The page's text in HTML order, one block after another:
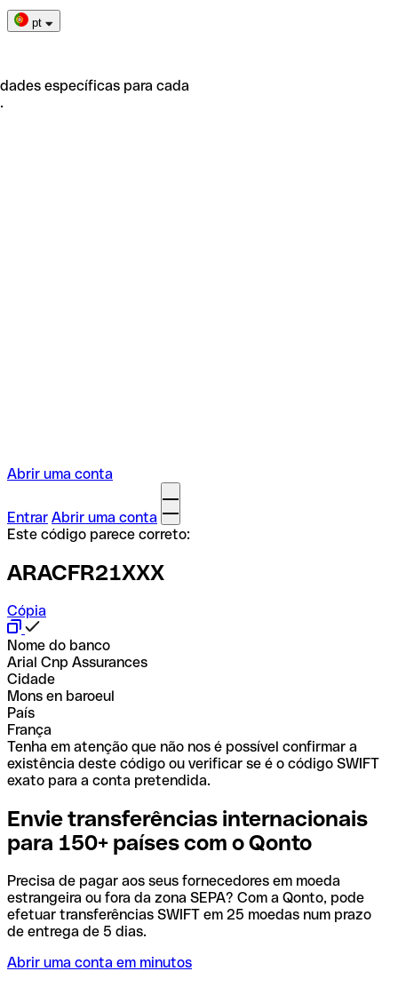
pt
específicas para cada
Abrir uma conta
Entrar Abrir uma conta
Este código parece correto:
ARACFR21XXX
Cópia
Nome do banco
Arial Cnp Assurances
Cidade
Mons en baroeul
País
França
Tenha em atenção que não nos é possível confirmar a
existência deste código ou verificar se é o código SWIFT
exato para a conta pretendida.
Envie transferências internacionais
para 150+ países com o Qonto
Precisa de pagar aos seus fornecedores em moeda
estrangeira ou fora da zona SEPA? Com a Qonto, pode
efetuar transferências SWIFT em 25 moedas num prazo
de entrega de 5 dias.
Abrir uma conta em minutos